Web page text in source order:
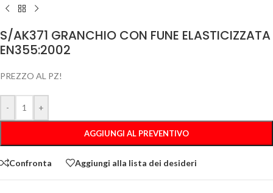
S/AK371 GRANCHIO CON FUNE ELASTICIZZATA
EN355:2002
PREZZO AL PZ!
- +
AGGIUNGI AL PREVENTIVO
Confronta Aggiungi alla lista dei desideri